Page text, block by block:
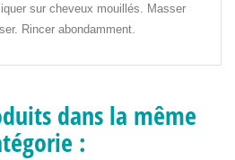
sur cheveux mouillés. Masser
Rincer abondamment.
dans la même
: